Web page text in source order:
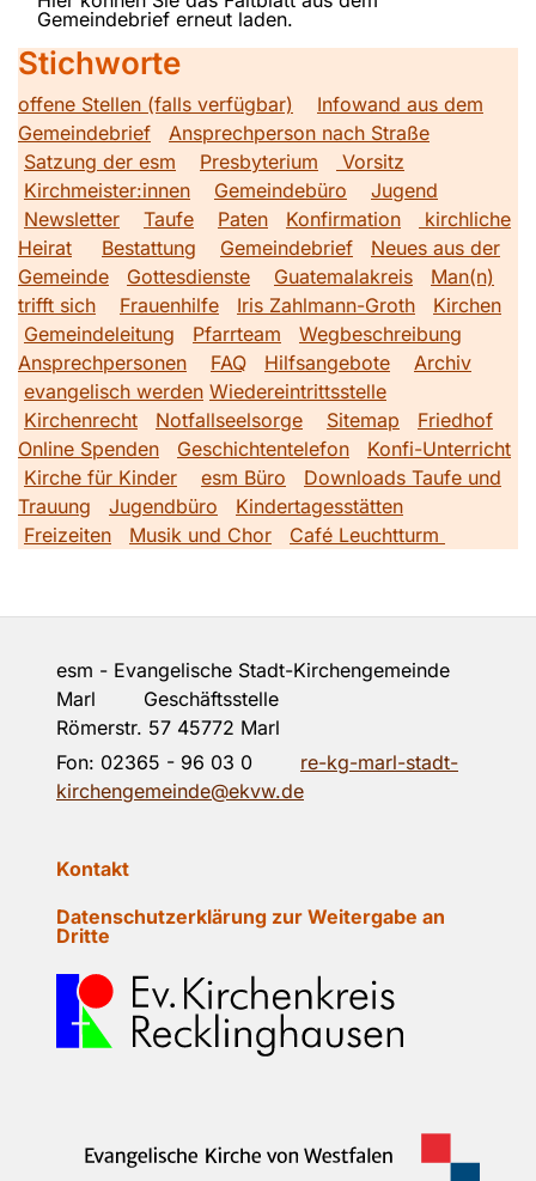
Gemeindebrief erneut laden.
Stichworte
offene Stellen (falls verfügbar)
Infowand aus dem
Gemeindebrief
Ansprechperson nach Straße
Satzung der esm
Presbyterium
Vorsitz
Kirchmeister:innen
Gemeindebüro
Jugend
Newsletter
Taufe Paten Konfirmation
kirchliche
Heirat
Bestattung Gemeindebrief
Neues aus der
Gemeinde
Gottesdienste Guatemalakreis
Man(n)
trifft sich
Frauenhilfe Iris Zahlmann-Groth
Kirchen
Gemeindeleitung
Pfarrteam
Wegbeschreibung
Ansprechpersonen
FAQ Hilfsangebote
Archiv
evangelisch werden Wiedereintrittsstelle
Kirchenrecht
Notfallseelsorge Sitemap
Friedhof
Online Spenden
Geschichtentelefon
Konfi-Unterricht
Kirche für Kinder
esm Büro
Downloads Taufe und
Trauung
Jugendbüro
Kindertagesstätten
Freizeiten
Musik und Chor Café Leuchtturm
esm - Evangelische Stadt-Kirchengemeinde
Marl Geschäftsstelle
Römerstr. 57 45772 Marl
Fon: 02365 - 96 03 0
re-kg-marl-stadt-
kirchengemeinde@ekvw.de
Kontakt
Datenschutzerklärung zur Weitergabe an
Dritte